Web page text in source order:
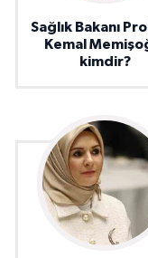
Sağlık Bakanı
Kemal
kimdir?